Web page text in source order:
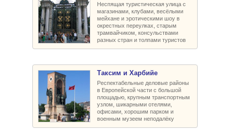
Неспящая туристическая улица с
магазинами, клубами, весёлыми
мейхане и эротическими шоу в
окрестных переулках, старым
трамвайчиком, консульствами
разных стран и толпами туристов
Таксим и Харбийе
Респектабельные деловые районы
в Европейской части с большой
площадью, крупным транспортным
узлом, шикарными отелями,
офисами, хорошим парком и
военным музеем неподалёку